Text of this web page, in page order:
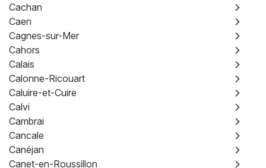
Cachan
Caen
Cagnes-sur-Mer
Cahors
Calais
Calonne-Ricouart
Caluire-et-Cuire
Calvi
Cambrai
Cancale
Canéjan
Canet-en-Roussillon